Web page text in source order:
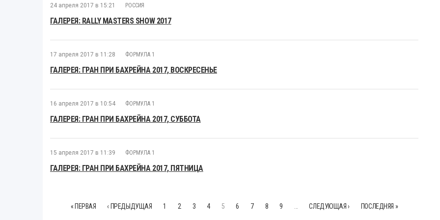
24 апреля 2017 в 15:21 РОССИЯ
ГАЛЕРЕЯ: RALLY MASTERS SHOW 2017
17 апреля 2017 в 11:28 ФОРМУЛА 1
ГАЛЕРЕЯ: ГРАН ПРИ БАХРЕЙНА 2017, ВОСКРЕСЕНЬЕ
16 апреля 2017 в 10:54 ФОРМУЛА 1
ГАЛЕРЕЯ: ГРАН ПРИ БАХРЕЙНА 2017, СУББОТА
15 апреля 2017 в 11:39 ФОРМУЛА 1
ГАЛЕРЕЯ: ГРАН ПРИ БАХРЕЙНА 2017, ПЯТНИЦА
« ПЕРВАЯ ‹ ПРЕДЫДУЩАЯ 1 2 3 4 5 6 7 8 9 СЛЕДУЮЩАЯ › ПОСЛЕДНЯЯ »